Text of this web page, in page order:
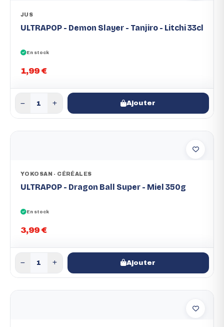
JUS
ULTRAPOP - Demon Slayer - Tanjiro - Litchi 33cl
En stock
1,99 €
Ajouter
YOKOSAN - CÉRÉALES
ULTRAPOP - Dragon Ball Super - Miel 350g
En stock
3,99 €
Ajouter